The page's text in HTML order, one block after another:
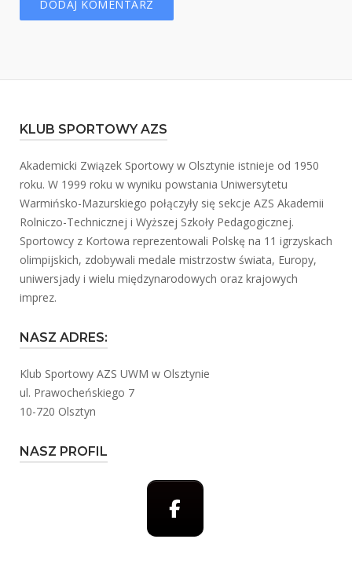
KLUB SPORTOWY AZS
Akademicki Związek Sportowy w Olsztynie istnieje od 1950
roku. W 1999 roku w wyniku powstania Uniwersytetu
Warmińsko-Mazurskiego połączyły się sekcje AZS Akademii
Rolniczo-Technicznej i Wyższej Szkoły Pedagogicznej.
Sportowcy z Kortowa reprezentowali Polskę na 11 igrzyskach
olimpijskich, zdobywali medale mistrzostw świata, Europy,
uniwersjady i wielu międzynarodowych oraz krajowych
imprez.
NASZ ADRES:
Klub Sportowy AZS UWM w Olsztynie
ul. Prawocheńskiego 7
10-720 Olsztyn
NASZ PROFIL